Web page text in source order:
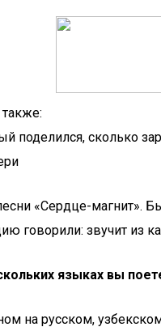
также:
поделился, сколько
«Сердце-магнит».
говорили: звучит из
языках вы
на русском,